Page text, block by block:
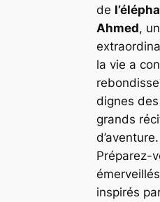
de
Ahmed,
la vie a
dignes
grands
d’aventure.
Préparez-
inspirés